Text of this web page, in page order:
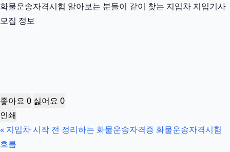
화물운송자격시험 알아보는 분들이 같이 찾는 지입차 지입기사
모집 정보
좋아요 0 싫어요 0
인쇄
« 지입차 시작 전 정리하는 화물운송자격증 화물운송자격시험
흐름